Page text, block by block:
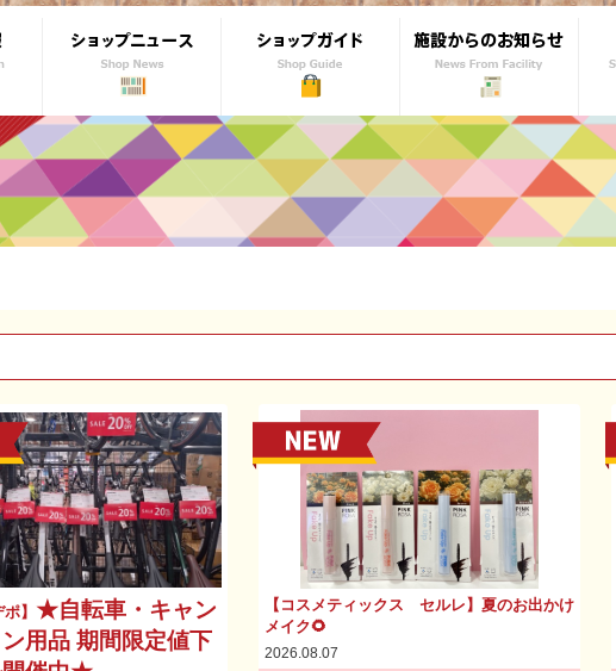
】 ★自転車・キャン
用品 期間限定値下
【コスメティックス セルレ】夏のお出かけ
メイク🌻
2026.08.07